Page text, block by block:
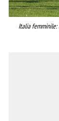
Italia femminile: